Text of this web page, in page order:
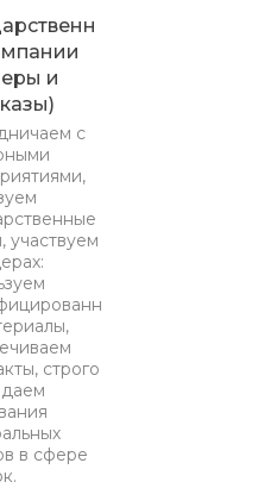
и
с
участвуем
строго
в сфере